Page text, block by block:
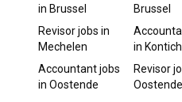
in Brussel
Brussel
Revisorjobs in
Mechelen
in Kontich
Accountantjobs
in Oostende
Revisor
Oostende